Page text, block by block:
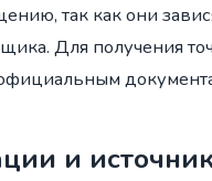
так как они
Для получения
и